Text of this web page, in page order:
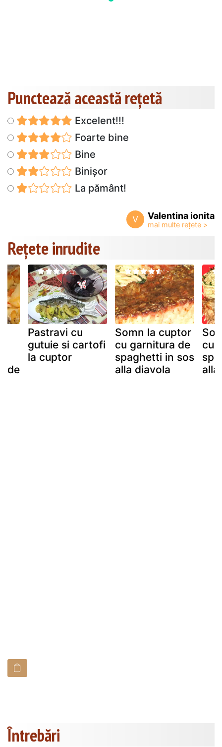
Punctează această reţetă
Excelent!!!
Foarte bine
Bine
Binișor
La pământ!
V Valentina ionita
Rețete inrudite
de
Pastravi cu
gutuie si cartofi
la cuptor
Somn la cuptor
cu garnitura de
spaghetti in sos
alla diavola
cu
Întrebări